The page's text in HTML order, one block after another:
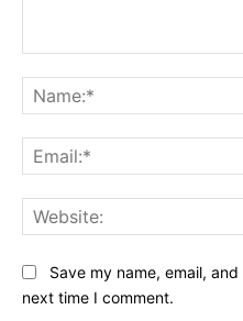
Save my name, email,
next time I comment.